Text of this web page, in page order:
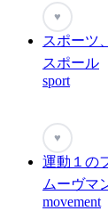
♥
スポーツ
スポール
sport
♥
運動１の
ムーヴマ
movement